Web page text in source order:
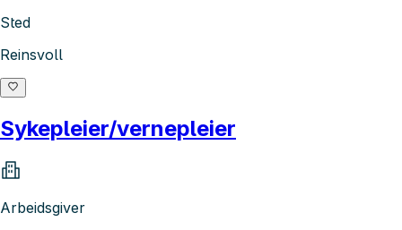
Sted
Reinsvoll
Sykepleier/vernepleier
Arbeidsgiver